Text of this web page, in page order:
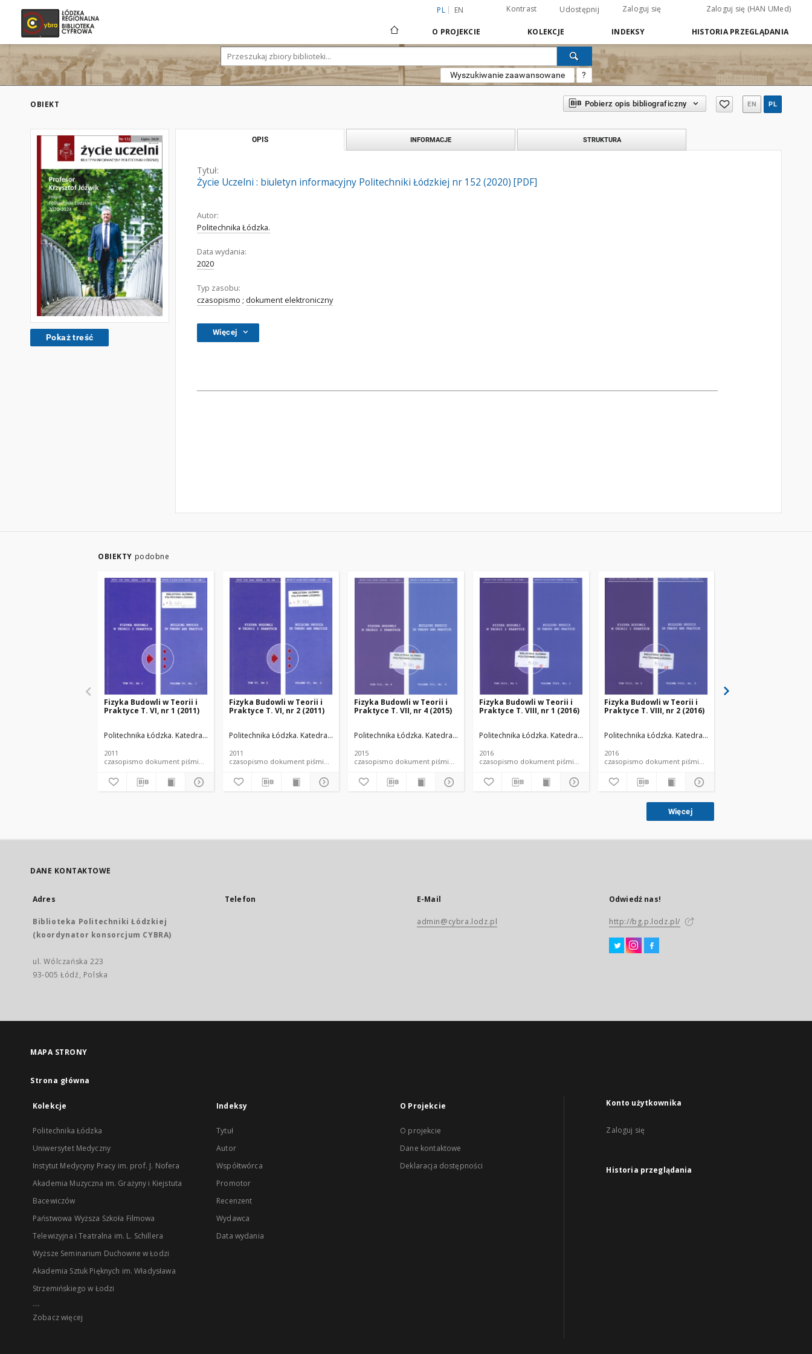
PL EN Kontrast Udostępnij Zaloguj się Zaloguj się (HAN UMed)
O PROJEKCIE KOLEKCJE INDEKSY HISTORIA PRZEGLĄDANIA
Wyszukiwanie zaawansowane ?
OBIEKT Pobierz opis bibliograficzny EN PL
Pokaż treść
OPIS INFORMACJE STRUKTURA
Tytuł:
Życie Uczelni : biuletyn informacyjny Politechniki Łódzkiej nr 152 (2020) [PDF]
Autor:
Politechnika Łódzka.
Data wydania:
2020
Typ zasobu:
czasopismo ; dokument elektroniczny
Więcej
OBIEKTY podobne
Fizyka Budowli w Teorii i
Praktyce T. VI, nr 1 (2011)
Politechnika Łódzka. Katedra Fizyki Budowli i Materiałów Budowlanych.
2011
czasopismo dokument piśmienniczy
Fizyka Budowli w Teorii i
Praktyce T. VI, nr 2 (2011)
Politechnika Łódzka. Katedra Fizyki Budowli i Materiałów Budowlanych.
2011
czasopismo dokument piśmienniczy
Fizyka Budowli w Teorii i
Praktyce T. VII, nr 4 (2015)
Politechnika Łódzka. Katedra Fizyki Budowli i Materiałów Budowlanych.
2015
czasopismo dokument piśmienniczy
Fizyka Budowli w Teorii i
Praktyce T. VIII, nr 1 (2016)
Politechnika Łódzka. Katedra Fizyki Budowli i Materiałów Budowlanych.
2016
czasopismo dokument piśmienniczy
Fizyka Budowli w Teorii i
Praktyce T. VIII, nr 2 (2016)
Politechnika Łódzka. Katedra Fizyki Budowli i Materiałów
2016
czasopismo dokument piśmienniczy
Więcej
DANE KONTAKTOWE
Adres
Biblioteka Politechniki Łódzkiej
(koordynator konsorcjum CYBRA)
ul. Wólczańska 223
93-005 Łódź, Polska
Telefon E-Mail
admin@cybra.lodz.pl
Odwiedź nas!
http://bg.p.lodz.pl/
MAPA STRONY
Strona główna
Kolekcje
Politechnika Łódzka
Uniwersytet Medyczny
Instytut Medycyny Pracy im. prof. J. Nofera
Akademia Muzyczna im. Grażyny i Kiejstuta
Bacewiczów
Państwowa Wyższa Szkoła Filmowa
Telewizyjna i Teatralna im. L. Schillera
Wyższe Seminarium Duchowne w Łodzi
Akademia Sztuk Pięknych im. Władysława
Strzemińskiego w Łodzi
...
Zobacz więcej
Indeksy
Tytuł
Autor
Współtwórca
Promotor
Recenzent
Wydawca
Data wydania
O Projekcie
O projekcie
Dane kontaktowe
Deklaracja dostępności
Konto użytkownika
Zaloguj się
Historia przeglądania